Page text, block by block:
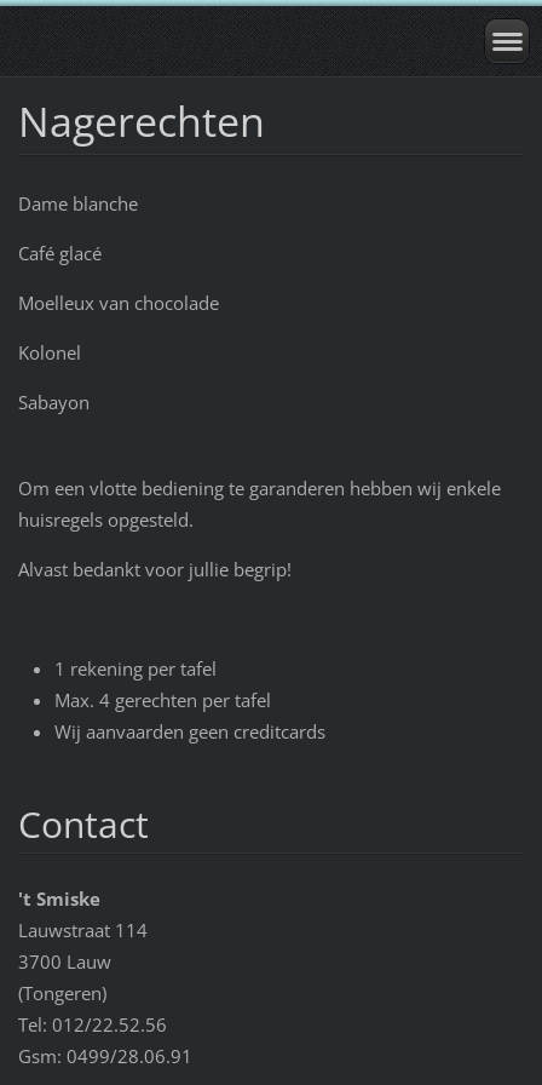
Nagerechten
Dame blanche
Café glacé
Moelleux van chocolade
Kolonel
Sabayon
Om een vlotte bediening te garanderen hebben wij enkele
huisregels opgesteld.
Alvast bedankt voor jullie begrip!
1 rekening per tafel
Max. 4 gerechten per tafel
Wij aanvaarden geen creditcards
Contact
't Smiske
Lauwstraat 114
3700 Lauw
(Tongeren)
Tel: 012/22.52.56
Gsm: 0499/28.06.91